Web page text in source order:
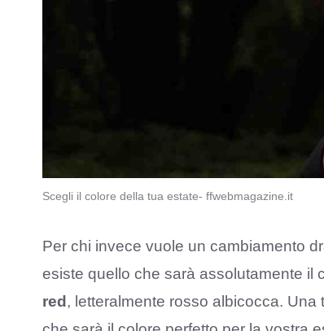
Scegli il colore della tua estate- ffwebmagazine.it
Per chi invece vuole un cambiamento
esiste quello che sarà assolutamente il
red , letteralmente rosso albicocca.